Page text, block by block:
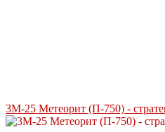
3М-25 Метеорит (П-750) -